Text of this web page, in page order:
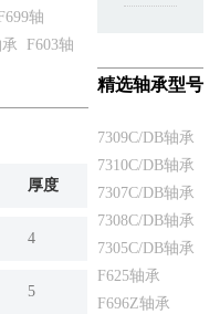
轴
F603轴
厚度
4
5
精选轴承型号
7309C/DB轴承
7310C/DB轴承
7307C/DB轴承
7308C/DB轴承
7305C/DB轴承
F625轴承
F696Z轴承